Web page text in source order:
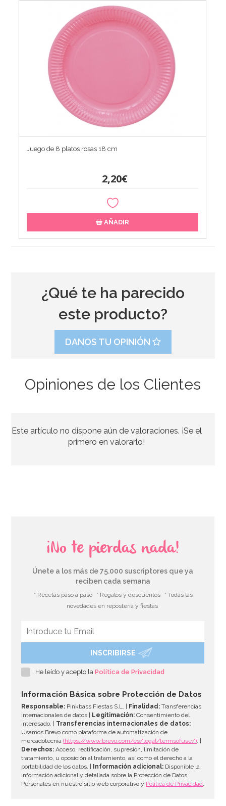
Juego de 8 platos rosas 18 cm
2,20€
AÑADIR
1,50€
Globo Princesas Disney 45 cm
AÑADIR
¿Qué te ha parecido
este producto?
DANOS TU OPINIÓN
Opiniones de los Clientes
Este artículo no dispone aún de valoraciones. ¡Se el
primero en valorarlo!
¡No te pierdas nada!
Únete a los más de 75.000 suscriptores que ya
reciben cada semana
* Recetas paso a paso * Regalos y descuentos
* Todas las
novedades en repostería y fiestas
INSCRIBIRSE
He leído y acepto laPolítica de Privacidad
Información Básica sobre Protección de Datos
Responsable: Pinkbass Fiestas S.L. | Finalidad: Transferencias
internacionales de datos |
Legitimación: Consentimiento del
interesado. | Transferencias internacionales de datos:
Usamos Brevo como plataforma de automatización de
mercadotecnia(https://www.brevo.com/es/legal/termsofuse/). |
Derechos: Acceso, rectificación, supresión, limitación de
tratamiento, u oposición al tratamiento, así como el derecho a la
portabilidad de los datos. |
Información adicional: Disponible la
información adicional y detallada sobre la Protección de Datos
Personales en nuestro sitio web corporativo y Política de Privacidad.